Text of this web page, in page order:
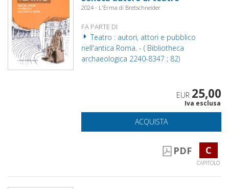
2024 - L'Erma di Bretschneider
FA PARTE DI
Teatro : autori, attori e pubblico
nell'antica Roma. - ( Bibliotheca
archaeologica 2240-8347 ; 82)
EUR 25,00
Iva esclusa
ACQUISTA
PDF C
CAPITOLO